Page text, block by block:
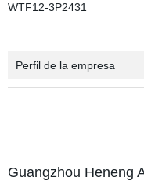
WTF12-3P2431
Perfil de la empresa
Guangzhou Heneng